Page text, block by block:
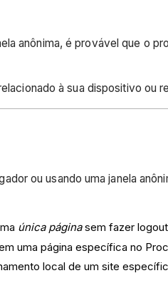
anônima, é provável que o
à sua dispositivo ou
ou usando uma janela
única páginasem fazer
uma página específica no
local de um site